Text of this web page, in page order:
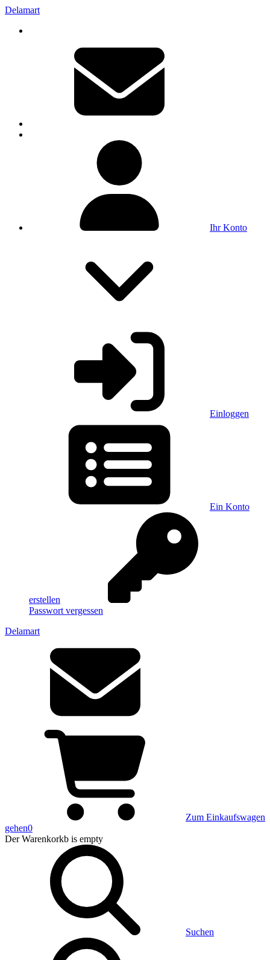
Delamart
Ihr Konto
Einloggen
Ein Konto
erstellen
Passwort vergessen
Delamart
Zum Einkaufswagen
gehen0
Der Warenkorkb is empty
Suchen